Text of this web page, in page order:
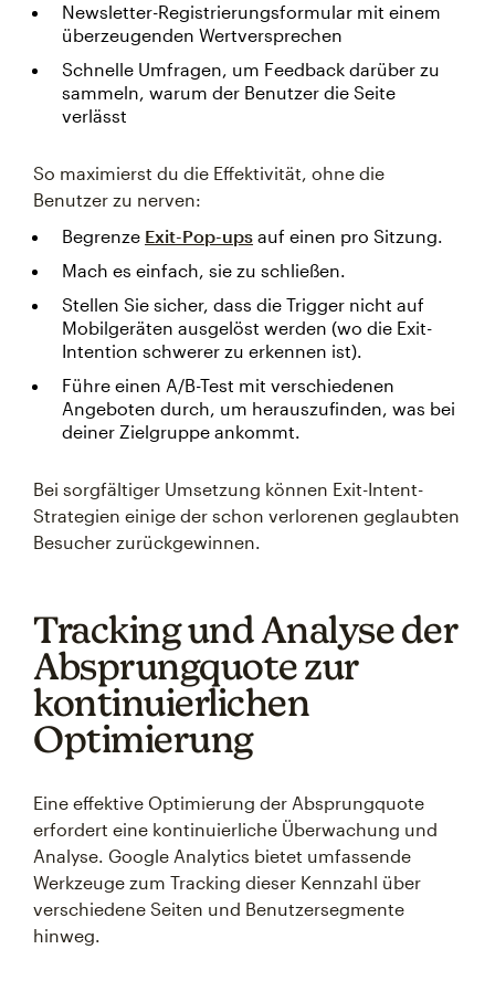
Newsletter-Registrierungsformular mit einem
überzeugenden Wertversprechen
Schnelle Umfragen, um Feedback darüber zu
sammeln, warum der Benutzer die Seite
verlässt
So maximierst du die Effektivität, ohne die
Benutzer zu nerven:
Begrenze Exit-Pop-ups auf einen pro Sitzung.
Mach es einfach, sie zu schließen.
Stellen Sie sicher, dass die Trigger nicht auf
Mobilgeräten ausgelöst werden (wo die Exit-
Intention schwerer zu erkennen ist).
Führe einen A/B-Test mit verschiedenen
Angeboten durch, um herauszufinden, was bei
deiner Zielgruppe ankommt.
Bei sorgfältiger Umsetzung können Exit-Intent-
Strategien einige der schon verlorenen geglaubten
Besucher zurückgewinnen.
Tracking und Analyse der
Absprungquote zur
kontinuierlichen
Optimierung
Eine effektive Optimierung der Absprungquote
erfordert eine kontinuierliche Überwachung und
Analyse. Google Analytics bietet umfassende
Werkzeuge zum Tracking dieser Kennzahl über
verschiedene Seiten und Benutzersegmente
hinweg.